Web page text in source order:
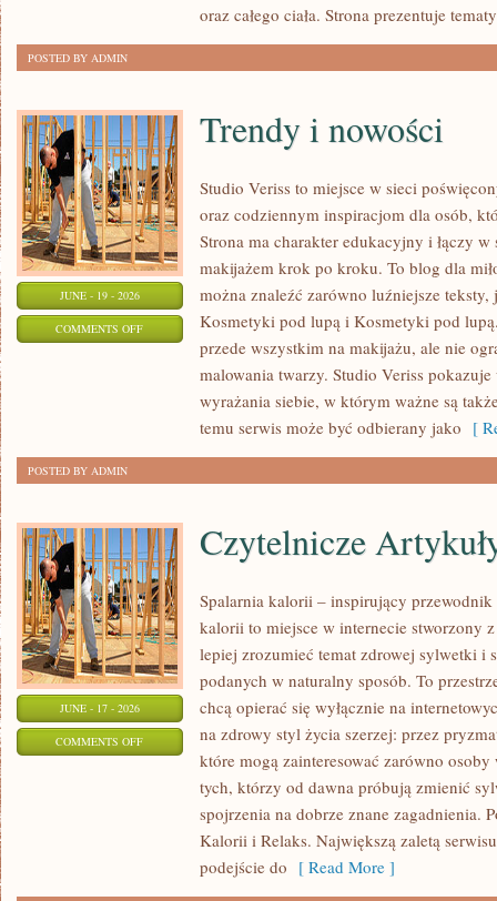
oraz całego ciała. Strona prezentuje
POSTED BY ADMIN
JUNE - 19 - 2026
COMMENTS OFFON
Trendy i nowości
Studio Veriss to miejsce w sieci
oraz codziennym inspiracjom dla osób,
Strona ma charakter edukacyjny i łączy
makijażem krok po kroku. To blog dla
można znaleźć zarówno luźniejsze
Kosmetyki pod lupą i Kosmetyki pod
przede wszystkim na makijażu, ale nie
malowania twarzy. Studio Veriss
wyrażania siebie, w którym ważne są
temu serwis może być odbierany jako [
POSTED BY ADMIN
JUNE - 17 - 2026
COMMENTS OFFON
CZYTELNICZE
ARTYKUŁY
Czytelnicze
Spalarnia kalorii – inspirujący
kalorii to miejsce w internecie stworzony
lepiej zrozumieć temat zdrowej sylwetki i
podanych w naturalny sposób. To
chcą opierać się wyłącznie na
na zdrowy styl życia szerzej: przez
które mogą zainteresować zarówno
tych, którzy od dawna próbują zmienić
spojrzenia na dobrze znane zagadnienia.
Kalorii i Relaks. Największą zaletą
podejście do [ Read More ]